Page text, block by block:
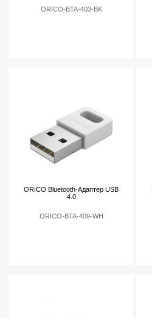
ORICO-BTA-403-BK
ORICO Bluetooth-Адаптер USB
4.0
ORICO-BTA-409-WH